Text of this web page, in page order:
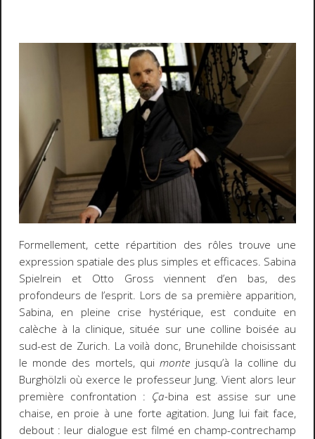
Formellement, cette répartition des rôles trouve une
expression spatiale des plus simples et efficaces. Sabina
Spielrein et Otto Gross viennent d’en bas, des
profondeurs de l’esprit. Lors de sa première apparition,
Sabina, en pleine crise hystérique, est conduite en
calèche à la clinique, située sur une colline boisée au
sud-est de Zurich. La voilà donc, Brunehilde choisissant
le monde des mortels, quimonte jusqu’à la colline du
Burghölzli où exerce le professeur Jung. Vient alors leur
première confrontation : Ça-bina est assise sur une
chaise, en proie à une forte agitation. Jung lui fait face,
debout : leur dialogue est filmé en champ-contrechamp